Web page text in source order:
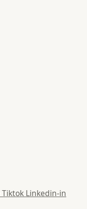
Tiktok Linkedin-in